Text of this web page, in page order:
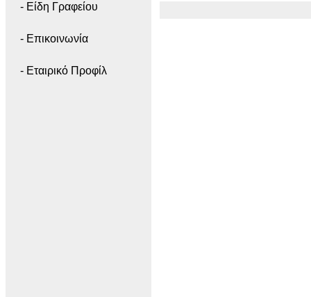
- Είδη Γραφείου
- Επικοινωνία
- Εταιρικό Προφίλ